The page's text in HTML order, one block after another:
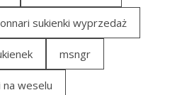
sukienki wyprzedaż
msngr
na weselu